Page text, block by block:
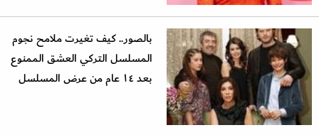
بالصور.. كيف تغيرت ملامح نجوم
المسلسل التركي العشق الممنوع
بعد ١٤ عام من عرض المسلسل